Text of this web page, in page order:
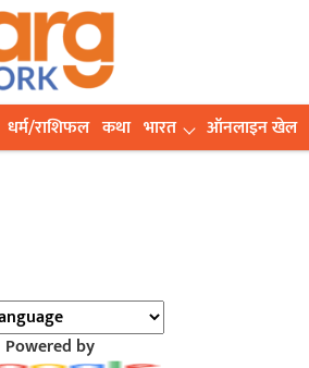
धर्म/राशिफल कथा भारत ऑनलाइन खेल
Powered by